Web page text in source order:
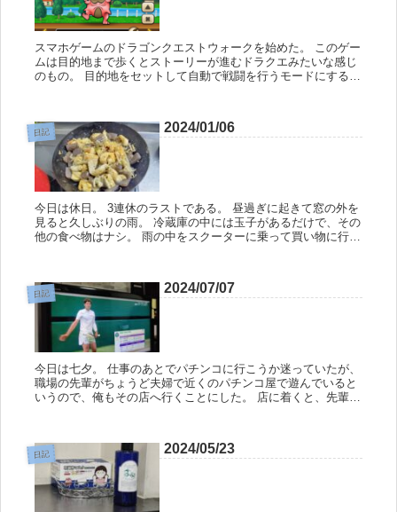
スマホゲームのドラゴンクエストウォークを始めた。 このゲー
ムは目的地まで歩くとストーリーが進むドラクエみたいな感じ
のもの。 目的地をセットして自動で戦闘を行うモードにする
日記 2024/01/06
今日は休日。 3連休のラストである。 昼過ぎに起きて窓の外を
見ると久しぶりの雨。 冷蔵庫の中には玉子があるだけで、その
他の食べ物はナシ。 雨の中をスクーターに乗って買い物に行く
日記 2024/07/07
今日は七夕。 仕事のあとでパチンコに行こうか迷っていたが、
職場の先輩がちょうど夫婦で近くのパチンコ屋で遊んでいると
いうので、俺もその店へ行くことにした。 店に着くと、先輩夫
日記 2024/05/23